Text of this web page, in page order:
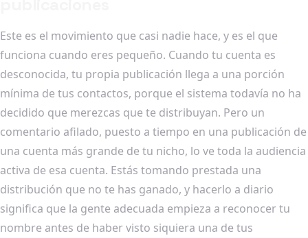
Este es el movimiento que casi nadie hace, y es el que
funciona cuando eres pequeño. Cuando tu cuenta es
desconocida, tu propia publicación llega a una porción
mínima de tus contactos, porque el sistema todavía no ha
decidido que merezcas que te distribuyan. Pero un
comentario afilado, puesto a tiempo en una publicación de
una cuenta más grande de tu nicho, lo ve toda la audiencia
activa de esa cuenta. Estás tomando prestada una
distribución que no te has ganado, y hacerlo a diario
significa que la gente adecuada empieza a reconocer tu
nombre antes de haber visto siquiera una de tus